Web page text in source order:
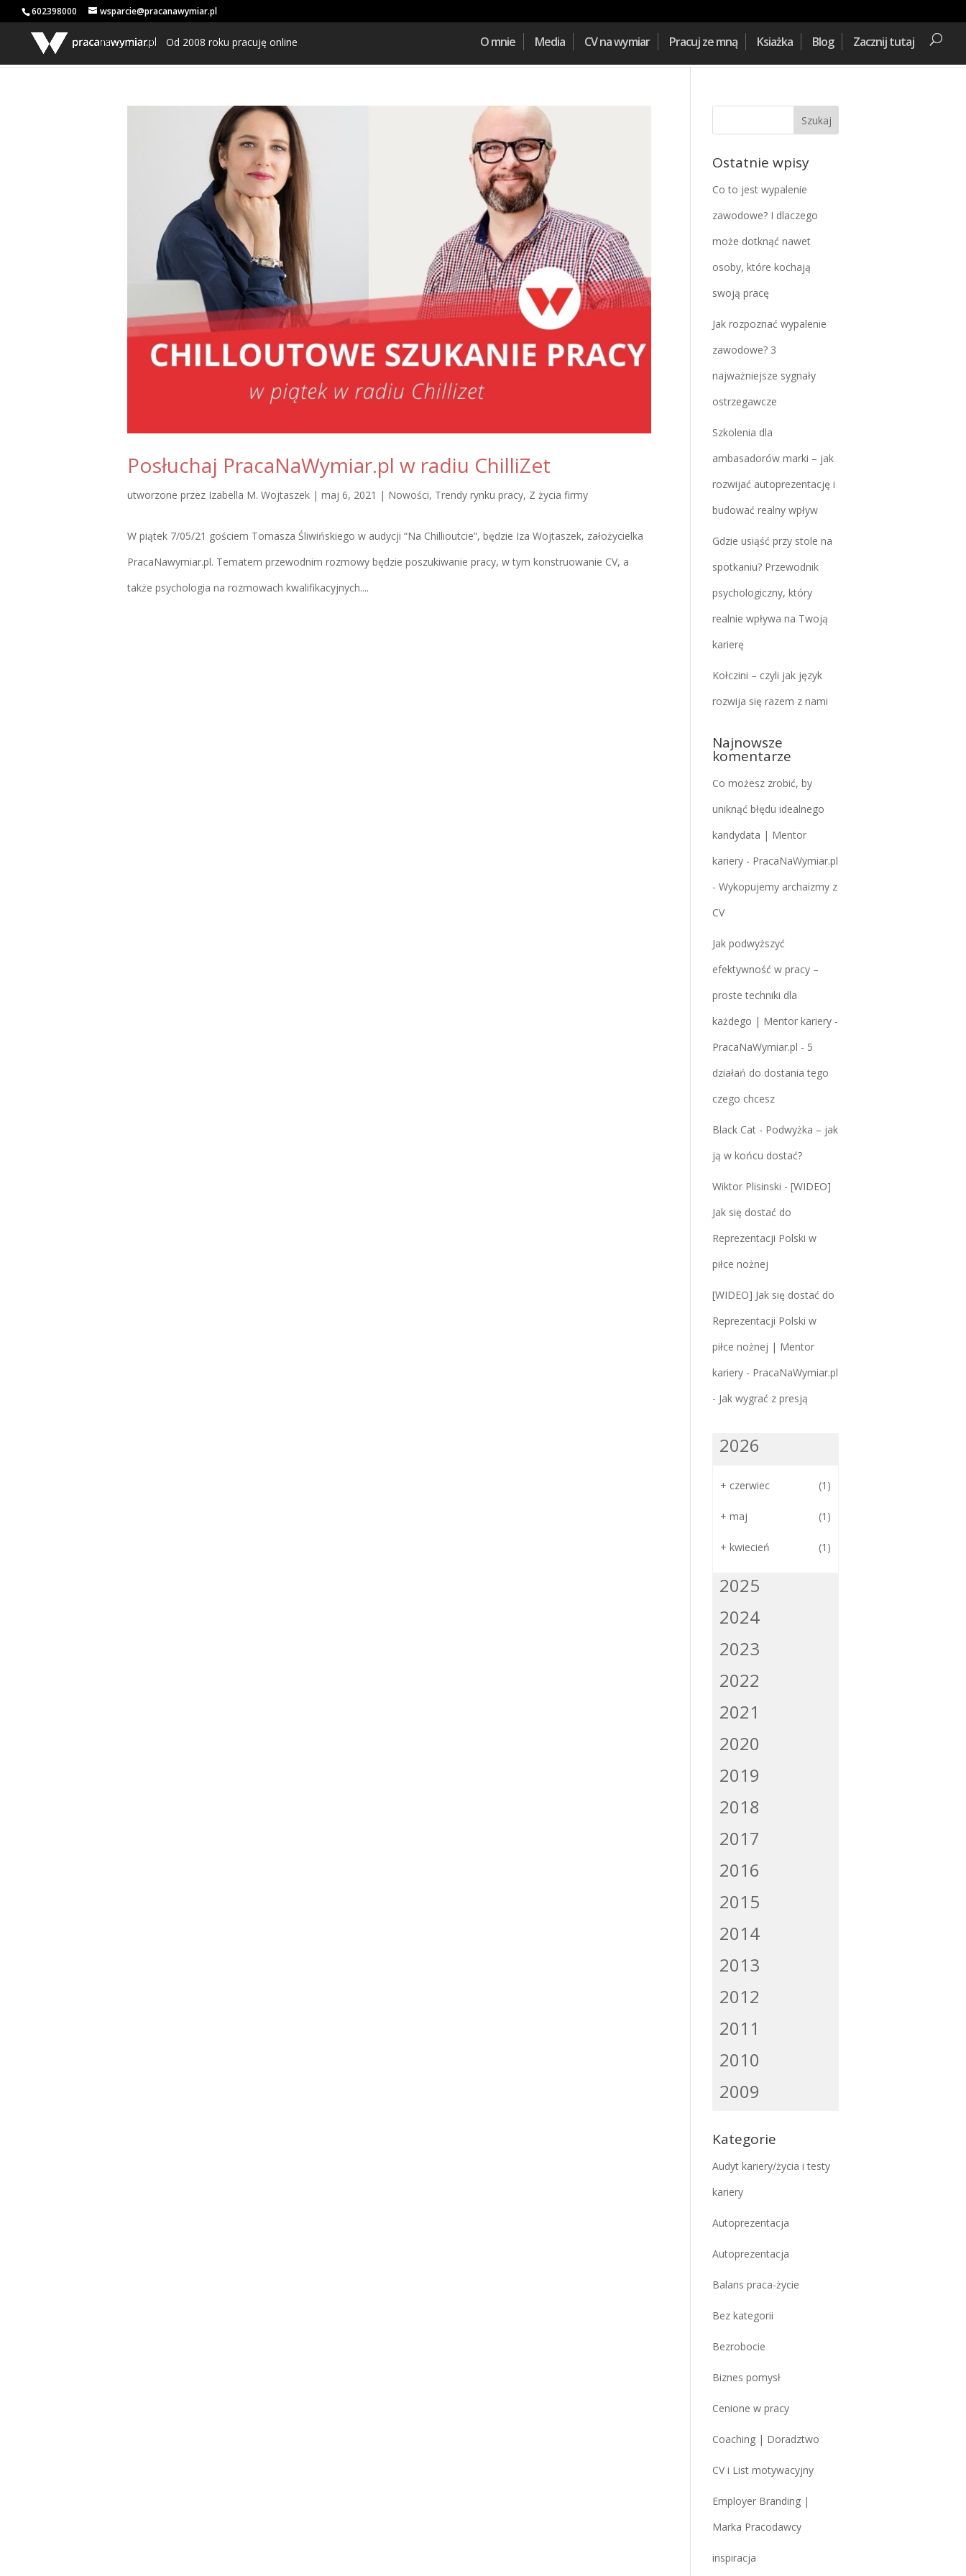
602398000 wsparcie@pracanawymiar.pl
Od 2008 roku pracuję online O mnie Media CV na wymiar Pracuj ze mną Ksiażka Blog Zacznij tutaj
Posłuchaj PracaNaWymiar.pl w radiu ChilliZet
utworzone przez Izabella M. Wojtaszek| maj 6, 2021 | Nowości, Trendy rynku pracy, Z życia firmy
W piątek 7/05/21 gościem Tomasza Śliwińskiego w audycji “Na Chillioutcie”, będzie Iza Wojtaszek, założycielka
PracaNawymiar.pl. Tematem przewodnim rozmowy będzie poszukiwanie pracy, w tym konstruowanie CV, a
także psychologia na rozmowach kwalifikacyjnych....
Ostatnie wpisy
Co to jest wypalenie
zawodowe? I dlaczego
może dotknąć nawet
osoby, które kochają
swoją pracę
Jak rozpoznać wypalenie
zawodowe? 3
najważniejsze sygnały
ostrzegawcze
Szkolenia dla
ambasadorów marki – jak
rozwijać autoprezentację i
budować realny wpływ
Gdzie usiąść przy stole na
spotkaniu? Przewodnik
psychologiczny, który
realnie wpływa na Twoją
karierę
Kołczini – czyli jak język
rozwija się razem z nami
Najnowsze
komentarze
Co możesz zrobić, by
uniknąć błędu idealnego
kandydata | Mentor
kariery - PracaNaWymiar.pl
- Wykopujemy archaizmy z
CV
Jak podwyższyć
efektywność w pracy –
proste techniki dla
każdego | Mentor kariery -
PracaNaWymiar.pl - 5
działań do dostania tego
czego chcesz
Black Cat- Podwyżka – jak
ją w końcu dostać?
Wiktor Plisinski - [WIDEO]
Jak się dostać do
Reprezentacji Polski w
piłce nożnej
[WIDEO] Jak się dostać do
Reprezentacji Polski w
piłce nożnej | Mentor
kariery - PracaNaWymiar.pl
- Jak wygrać z presją
2026
+ czerwiec (1)
+ maj (1)
+ kwiecień (1)
2025
2024
2023
2022
2021
2020
2019
2018
2017
2016
2015
2014
2013
2012
2011
2010
2009
Kategorie
Audyt kariery/życia i testy
kariery
Autoprezentacja
Autoprezentacja
Balans praca-życie
Bez kategorii
Bezrobocie
Biznes pomysł
Cenione w pracy
Coaching | Doradztwo
CV i List motywacyjny
Employer Branding |
Marka Pracodawcy
inspiracja